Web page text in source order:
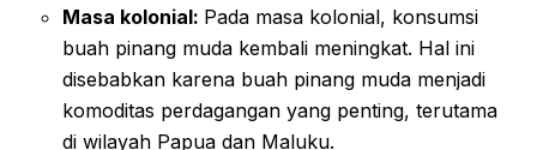
Masa kolonial: Pada masa kolonial, konsumsi
buah pinang muda kembali meningkat. Hal ini
disebabkan karena buah pinang muda menjadi
komoditas perdagangan yang penting, terutama
di wilayah Papua dan Maluku.